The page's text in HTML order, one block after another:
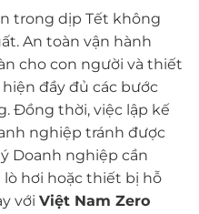
trong dịp Tết không
An toàn vận hành
cho con người và thiết
đầy đủ các bước
Đồng thời, việc lập kế
nghiệp tránh được
Doanh nghiệp cần
hơi hoặc thiết bị hỗ
với Việt Nam Zero